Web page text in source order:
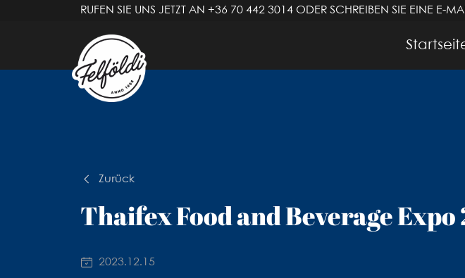
RUFEN SIE UNS JETZT AN +36 70 442 3014 ODER SCHREIBEN SIE EINE E-
Zurück
Thaifex Food and Beverage Expo
2023.12.15